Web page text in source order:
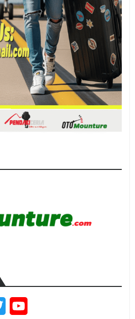
Twitter